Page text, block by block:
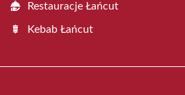
Restauracje Łańcut
Kebab Łańcut